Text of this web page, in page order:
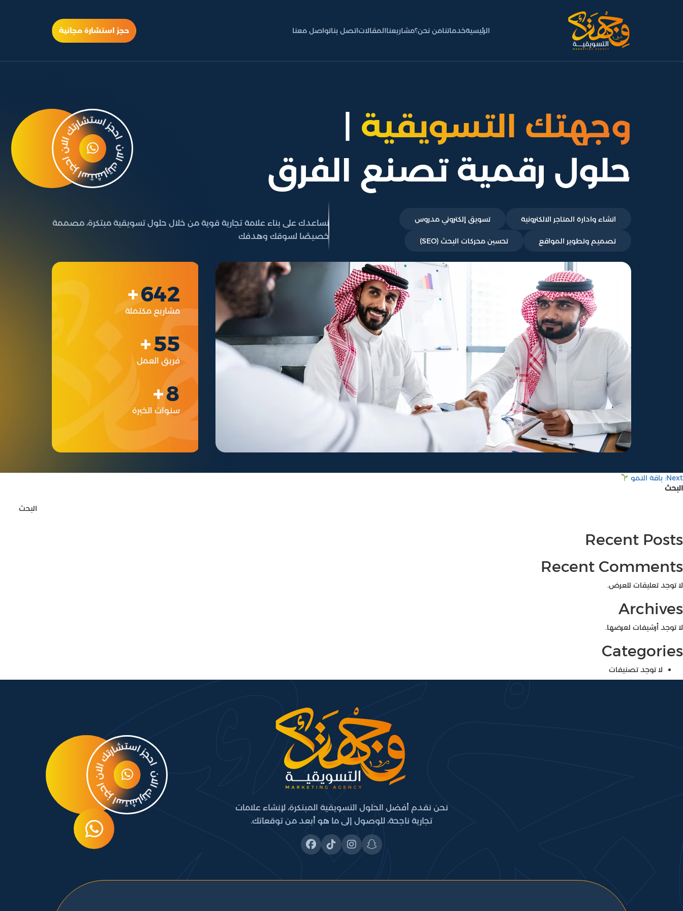
الرئيسيةخدماتنامن نحن؟مشاريعناالمقالاتاتصل بناتواصل معنا حجز استشارة مجانية
وجهتك التسويقية
حلول رقمية تصنع الفرق
انشاء وادارة المتاجر الالكترونية تسويق إلكتروني مدروس
تصميم وتطوير المواقع تحسين محركات البحث (SEO)
نساعدك على بناء علامة تجارية قوية من خلال حلول تسويقية مبتكرة، مصممة
خصيصًا لسوقك وهدفك
642
مشاريع مكتملة
55
فريق العمل
8
سنوات الخبرة
تصفّح
المقالات
Next: باقة النمو
البحث
البحث
Recent Posts
Recent Comments
لا توجد تعليقات للعرض.
Archives
لا توجد أرشيفات لعرضها.
Categories
لا توجد تصنيفات
نحن نقدم أفضل الحلول التسويقية المبتكرة، لإنشاء علامات
تجارية ناجحة، للوصول إلى ما هو أبعد من توقعاتك.